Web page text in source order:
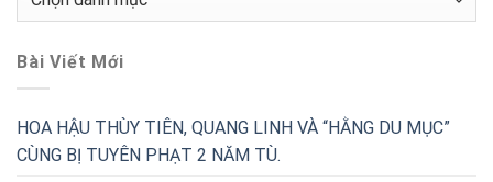
Bài Viết Mới
HOA HẬU THÙY TIÊN, QUANG LINH VÀ “HẰNG DU MỤC”
CÙNG BỊ TUYÊN PHẠT 2 NĂM TÙ.